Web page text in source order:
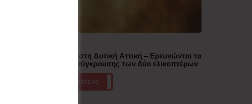
Πυρκαγιά στη Δυτική Αττική – Ερευνώνται τα
αίτια της σύγκρουσης των δύο ελικοπτέρων
Περισσότερα